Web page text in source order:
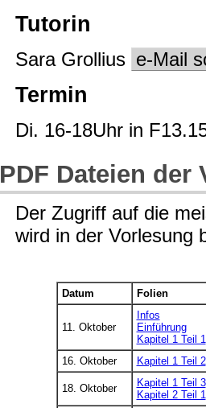
Tutorin
Sara Grollius e-Mail
Termin
Di. 16-18Uhr in
PDF Dateien
Der Zugriff auf die
wird in der Vorlesung
Datum Folien
11. Oktober
Infos
Einführung
Kapitel 1 Teil 1
16. Oktober
Kapitel 1 Teil 2
18. Oktober
Kapitel 1 Teil 3
Kapitel 2 Teil 1